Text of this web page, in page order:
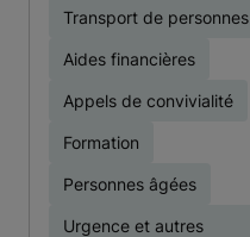
Transport de personnes
Aides financières
Appels de convivialité
Formation
Personnes âgées
Urgence et autres